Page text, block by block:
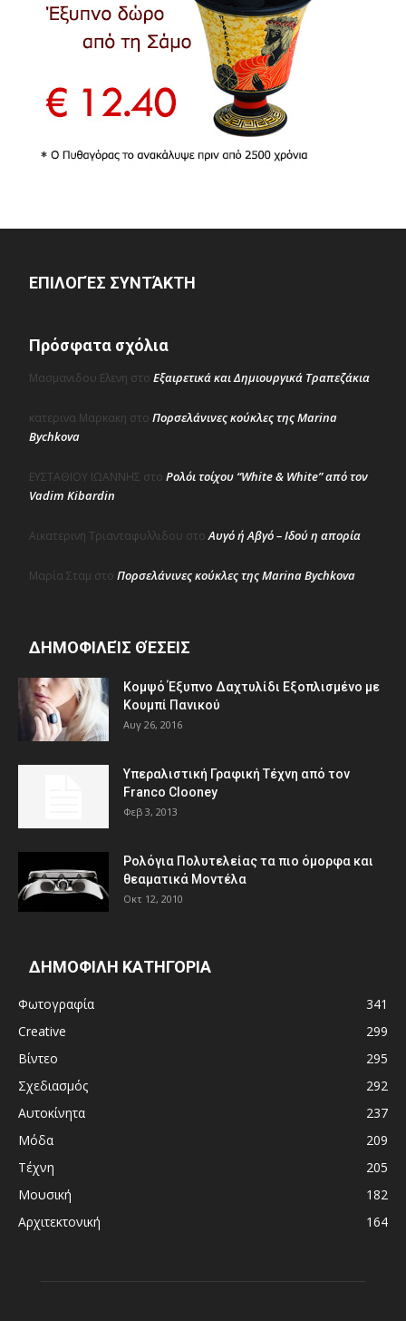
ΕΠΙΛΟΓΈΣ ΣΥΝΤΆΚΤΗ
Πρόσφατα σχόλια
Μασμανιδου Ελενη στο Εξαιρετικά και Δημιουργικά Τραπεζάκια
κατερινα Μαρκακη στο Πορσελάνινες κούκλες της Marina
Bychkova
ΕΥΣΤΑΘΙΟΥ ΙΩΑΝΝΗΣ στο Ρολόι τοίχου “White & White” από τον
Vadim Kibardin
Αικατερινη Τριανταφυλλιδου στοΑυγό ή Αβγό – Ιδού η απορία
Μαρία Σταμ στο Πορσελάνινες κούκλες της Marina Bychkova
ΔΗΜΟΦΙΛΕΊΣ ΘΈΣΕΙΣ
Κομψό Έξυπνο Δαχτυλίδι Εξοπλισμένο με
Κουμπί Πανικού
Αυγ 26, 2016
Υπεραλιστική Γραφική Τέχνη από τον
Franco Clooney
Φεβ 3, 2013
Ρολόγια Πολυτελείας τα πιο όμορφα και
θεαματικά Μοντέλα
Οκτ 12, 2010
ΔΗΜΟΦΙΛΗ ΚΑΤΗΓΟΡΙΑ
Φωτογραφία
341
Creative
299
Βίντεο
295
Σχεδιασμός
292
Αυτοκίνητα
237
Μόδα
209
Τέχνη
205
Μουσική
182
Αρχιτεκτονική
164